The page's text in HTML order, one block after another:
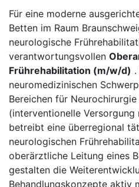
Für eine moderne
Betten im Raum
neurologische
verantwortungsvollen
Frührehabilitation (m/w/d)
neuromedizinischen
Bereichen für
(interventionelle
betreibt eine überregional
neurologischen
oberärztliche Leitung eines
gestalten die
Behandlungskonzepte aktiv